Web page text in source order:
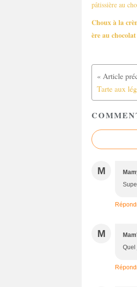
Choux à la
ère au chocolat
Tarte aux
M
M
Quel